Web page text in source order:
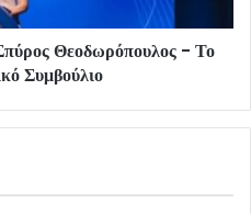
Θεοδωρόπουλος - Το
Συμβούλιο